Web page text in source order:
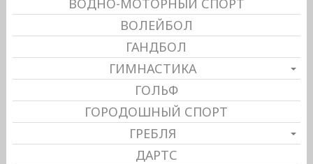
ВОЛЕЙБОЛ
ГАНДБОЛ
ГИМНАСТИКА
ГОЛЬФ
ГОРОДОШНЫЙ СПОРТ
ГРЕБЛЯ
ДАРТС